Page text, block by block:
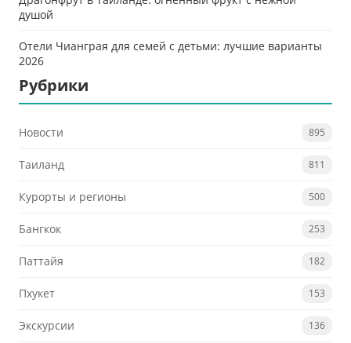
душой
Отели Чианграя для семей с детьми: лучшие варианты
2026
Рубрики
Новости 895
Таиланд 811
Курорты и регионы 500
Бангкок 253
Паттайя 182
Пхукет 153
Экскурсии 136